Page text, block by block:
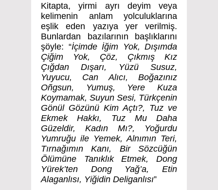
Kitapta, yirmi ayrı deyim veya
kelimenin anlam yolculuklarına
eşlik eden yazıya yer verilmiş.
Bunlardan bazılarının başlıklarını
şöyle: “İçimde İğim Yok, Dışımda
Çiğim Yok, Çöz, Çıkmış Kız
Çığdan Dışarı, Yüzü Susuz,
Yuyucu, Can Alıcı, Boğazınız
Oñgsun, Yumuş, Yere Kuza
Koymamak, Suyun Sesi, Türkçenin
Gönül Gözünü Kim Açtı?, Tuz ve
Ekmek Hakkı, Tuz Mu Daha
Güzeldir, Kadın Mı?, Yoğurdu
Yumruğu ile Yemek, Alnımın Teri,
Tırnağımın Kanı, Bir Sözcüğün
Ölümüne Tanıklık Etmek, Dong
Yürek’ten Dong Yağ’a, Etin
Alaganlısı, Yiğidin Deliganlısı”